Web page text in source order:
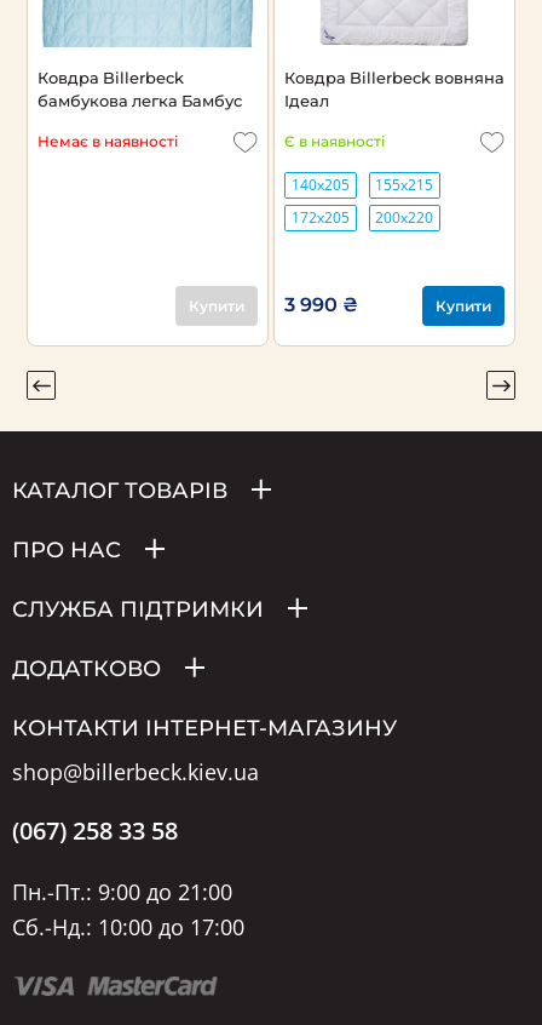
Ковдра Billerbeck
бамбукова легка Бамбус
Немає в наявності
Купити
Ковдра Billerbeck вовняна
Ідеал
Є в наявності
140х205
155х215
172х205
200х220
3 990 ₴ Купити
КАТАЛОГ ТОВАРІВ
ПРО НАС
СЛУЖБА ПІДТРИМКИ
ДОДАТКОВО
КОНТАКТИ ІНТЕРНЕТ-МАГАЗИНУ
shop@billerbeck.kiev.ua
(067) 258 33 58
Пн.-Пт.: 9:00 до 21:00
Сб.-Нд.: 10:00 до 17:00